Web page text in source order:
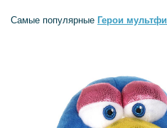
Самые популярные Герои